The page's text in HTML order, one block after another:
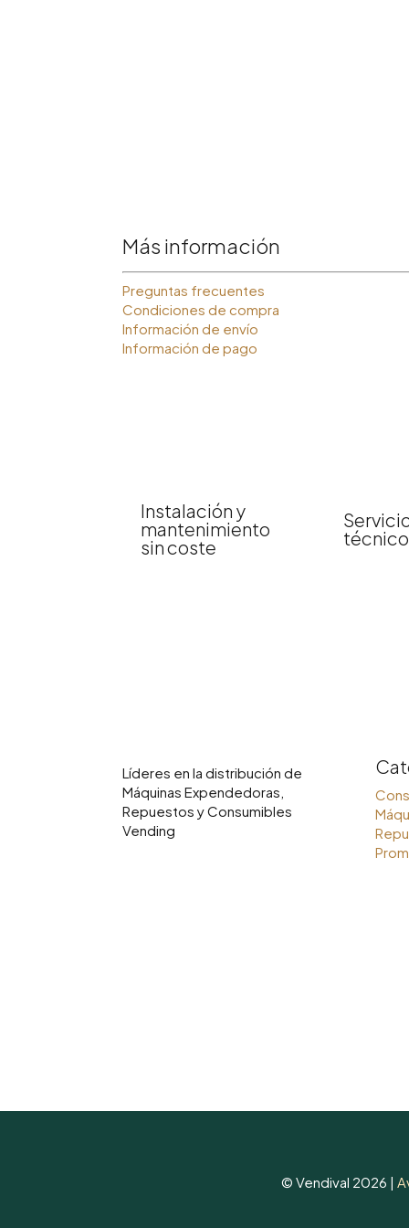
Más información
Preguntas frecuentes
Condiciones de compra
Información de envío
Información de pago
Instalación y
mantenimiento
sin coste
Líderes en la distribución de
Máquinas Expendedoras,
Repuestos y Consumibles
Vending
© Vendival 2026 |